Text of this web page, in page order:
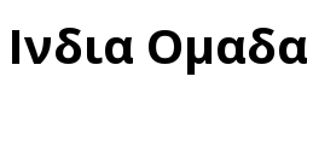
Ομαδα